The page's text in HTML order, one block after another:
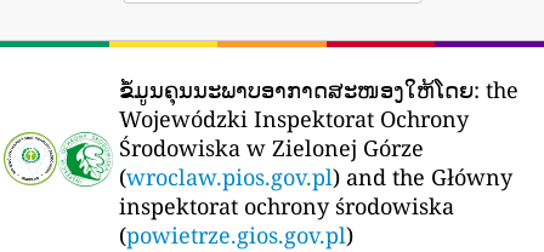
ຂໍ້ມູນຄຸນນະພາບອາກາດສະໜອງໃຫ້ໂດຍ: the
Wojewódzki Inspektorat Ochrony
Środowiska w Zielonej Górze
(wroclaw.pios.gov.pl) and the Główny
inspektorat ochrony środowiska
(powietrze.gios.gov.pl)